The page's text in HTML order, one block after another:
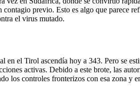
previo. Esto es algo que parece
el virus mutado.
el Tirol ascendía hoy a 343. Pero se
activas. Debido a este brote, las
los controles fronterizos con esa zona y